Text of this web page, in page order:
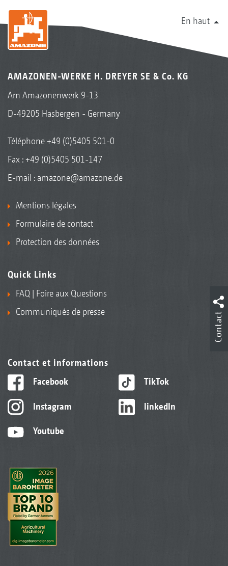
En haut
AMAZONEN-WERKE H. DREYER SE & Co. KG
Am Amazonenwerk 9-13
D-49205 Hasbergen - Germany
Téléphone+49 (0)5405 501-0
Fax : +49 (0)5405 501-147
E-mail : amazone@amazone.de
Mentions légales
Formulaire de contact
Protection des données
Quick Links
FAQ | Foire aux Questions
Communiqués de presse
Contact et informations
Facebook
Instagram
Youtube
TikTok
linkedIn
Contact